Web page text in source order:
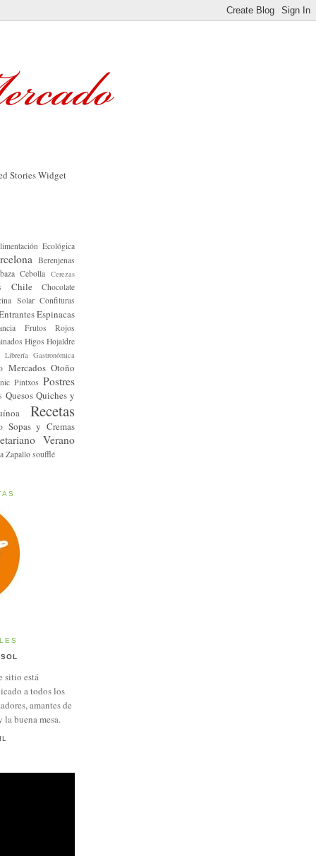
Ecológica
Berenjenas
Cebolla Cerezas
Chile
Chocolate
Solar Confituras
Espinacas
Frutos Rojos
Higos Hojaldre
Librería Gastronómica
Mercados Otoño
Pintxos Postres
Quesos Quiches y
Recetas
Sopas y Cremas
Verano
Zapallo soufflé
SOL
sitio está
a todos los
amantes de
buena mesa.